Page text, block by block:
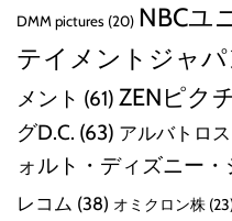
DMM pictures (20) NBCユ
テイメントジャパ
メント (61) ZENピク
グD.C. (63) アルバトロス
ォルト・ディズニー・
レコム (38) オミクロン株